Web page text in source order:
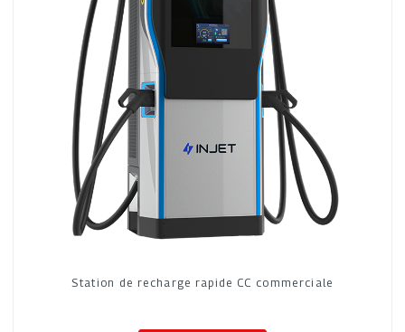
Station de recharge rapide CC commerciale